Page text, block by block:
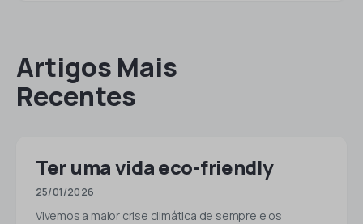
Artigos Mais
Recentes
Ter uma vida eco-friendly
25/01/2026
Vivemos a maior crise climática de sempre e os